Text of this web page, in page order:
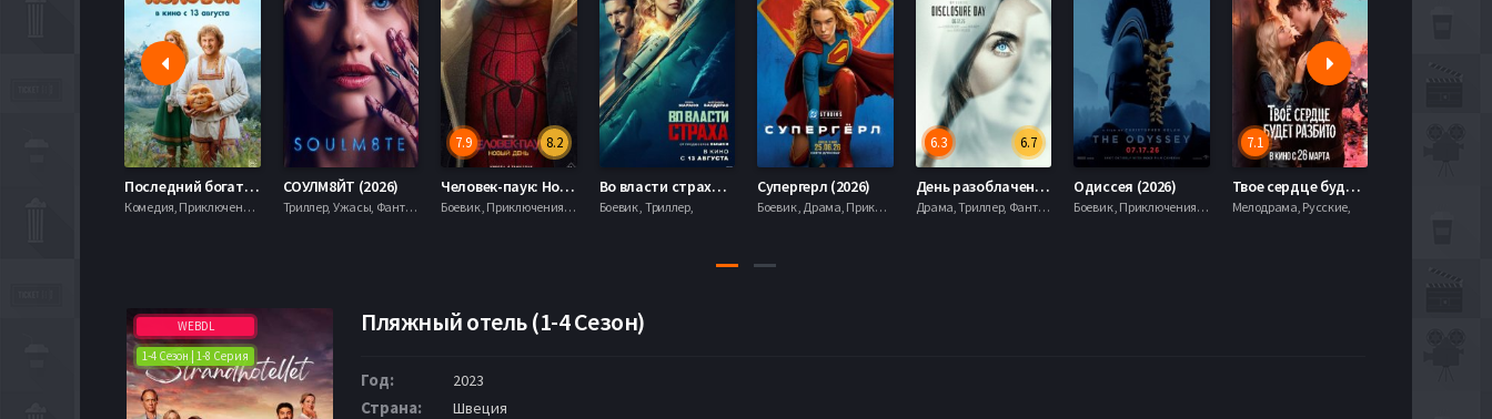
Последний богатырь. Колобок (2026)
Комедия, Приключения, Фэнтези,
СОУЛМ8ЙТ (2026)
Триллер, Ужасы, Фантастика,
8.2
7.9
Человек-паук: Новый день (2026)
Боевик , Приключения, Фантастика, Фэнтези,
Во власти страха (2026)
Боевик , Триллер,
Супергерл (2026)
Боевик , Драма, Приключения, Фантастика,
6.7
6.3
День разоблачения (2026)
Драма, Триллер, Фантастика,
Одиссея (2026)
Боевик , Приключения, Фэнтези,
7.1
Твое сердце будет разбито (2026)
Мелодрама, Русские,
WEBDL
1-4 Сезон | 1-8 Серия
Пляжный отель (1-4 Сезон)
Год: 2023
Страна: Швеция